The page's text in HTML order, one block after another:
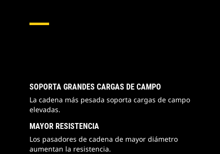
SOPORTA GRANDES CARGAS DE CAMPO
La cadena más pesada soporta cargas de campo
elevadas.
MAYOR RESISTENCIA
Los pasadores de cadena de mayor diámetro
aumentan la resistencia.